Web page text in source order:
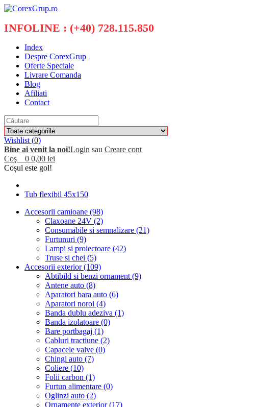
INFOLINE : (+40) 728.115.850
Index
Despre CorexGrup
Oferte Speciale
Livrare Comanda
Blog
Afiliati
Contact
Wishlist (0)
Bine ai venit la noi!Login sau Creare cont
Coş
0 0,00 lei
Coșul este gol!
Tub flexibil 45x150
Accesorii camioane (98)
Claxoane 24V (2)
Consumabile si semnalizare (21)
Furtunuri (9)
Lampi si proiectoare (42)
Truse si chei (5)
Accesorii exterior (109)
Abtibild si benzi ornament (9)
Antene auto (8)
Aparatori bara auto (6)
Aparatori noroi (4)
Banda dublu adeziva (1)
Banda izolatoare (0)
Bare portbagaj (1)
Cabluri tractiune (2)
Capacele valve (0)
Chingi auto (7)
Coliere (10)
Folii carbon (1)
Furtun alimentare (0)
Oglinzi auto (2)
Ornamente exterior (17)